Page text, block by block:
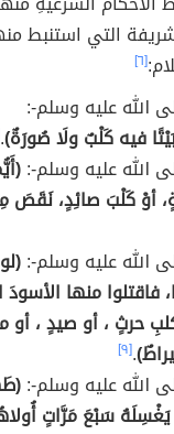
التي استنبط
[٦]
الله عليه وسلم-:
فيه كَلْبٌ ولَا صُورَةٌ).
الله عليه وسلم-:
أوْ كَلْبَ صائِدٍ،
الله عليه وسلم-:
فاقتلوا منها
حرثٍ ، أو صيدٍ ،
.[٩]
الله عليه وسلم-:
سَبْعَ مَرَّاتٍ